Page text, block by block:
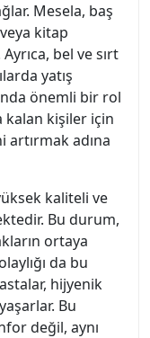
Mesela, baş
kitap
bel ve sırt
yatış
önemli bir rol
kalan kişiler için
adına
kaliteli ve
Bu durum,
ortaya
da bu
hijyenik
Bu
değil, aynı